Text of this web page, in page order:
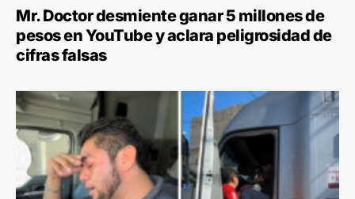
Mr. Doctor desmiente ganar 5 millones de
pesos en YouTube y aclara peligrosidad de
cifras falsas